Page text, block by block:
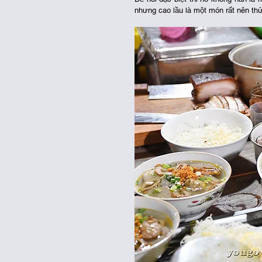
nhưng cao lầu là một món rất nên